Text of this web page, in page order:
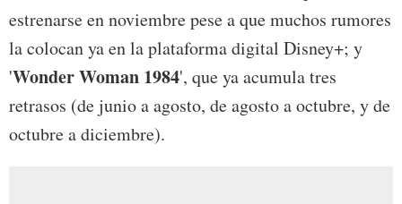
estrenarse en noviembre pese a que muchos rumores
la colocan ya en la plataforma digital Disney+; y
'Wonder Woman 1984', que ya acumula tres
retrasos (de junio a agosto, de agosto a octubre, y de
octubre a diciembre).